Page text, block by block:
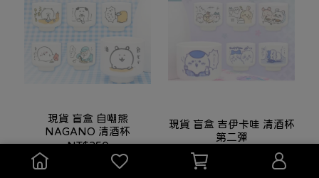
現貨 盲盒 自嘲熊
NAGANO 清酒杯
NT$250
現貨 盲盒 吉伊卡哇 清酒杯
第二彈